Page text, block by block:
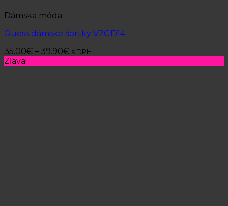
Dámska móda
Guess dámske šortky V2GD14
35.00€ – 39.90€ s DPH
Zľava!